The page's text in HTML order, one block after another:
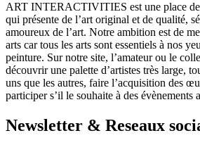
ART INTERACTIVITIES est une place de
qui présente de l’art original et de qualité,
amoureux de l’art. Notre ambition est de
arts car tous les arts sont essentiels à nos
peinture. Sur notre site, l’amateur ou le
découvrir une palette d’artistes très large,
uns que les autres, faire l’acquisition des
participer s’il le souhaite à des évènements
Newsletter & Reseaux